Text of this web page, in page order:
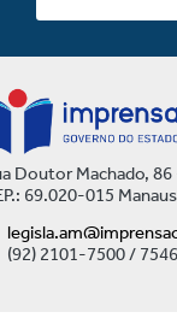
Doutor Machado, 86
69.020-015
(92) 2101-7500 / 7546